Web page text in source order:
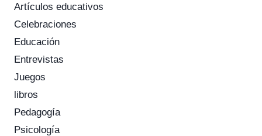
Artículos educativos
Celebraciones
Educación
Entrevistas
Juegos
libros
Pedagogía
Psicología